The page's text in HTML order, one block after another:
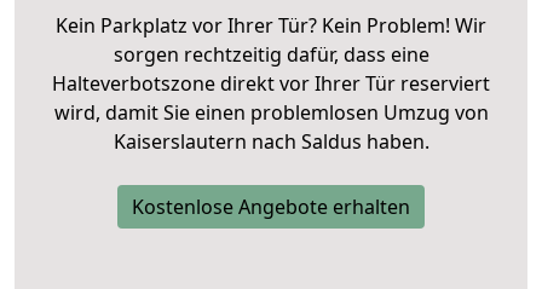
Kein Parkplatz vor Ihrer Tür? Kein Problem! Wir
sorgen rechtzeitig dafür, dass eine
Halteverbotszone direkt vor Ihrer Tür reserviert
wird, damit Sie einen problemlosen Umzug von
Kaiserslautern nach Saldus haben.
Kostenlose Angebote erhalten